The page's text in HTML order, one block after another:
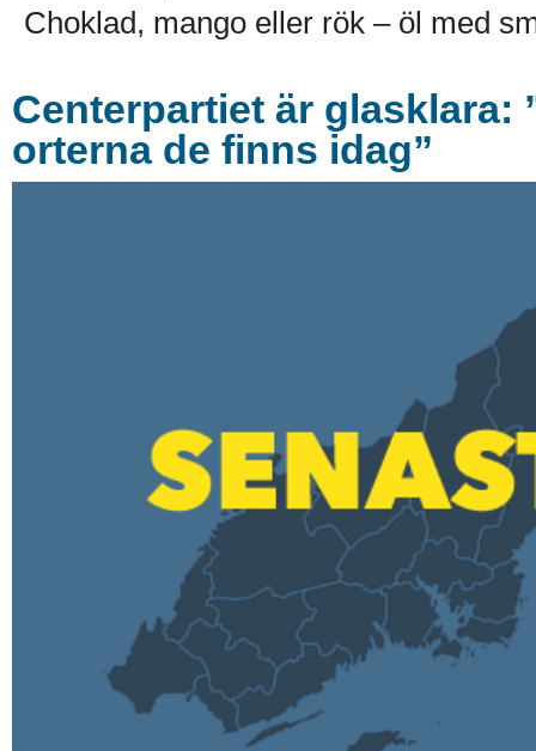
Choklad, mango eller rök – öl med
Centerpartiet är glasklara:
orterna de finns idag”